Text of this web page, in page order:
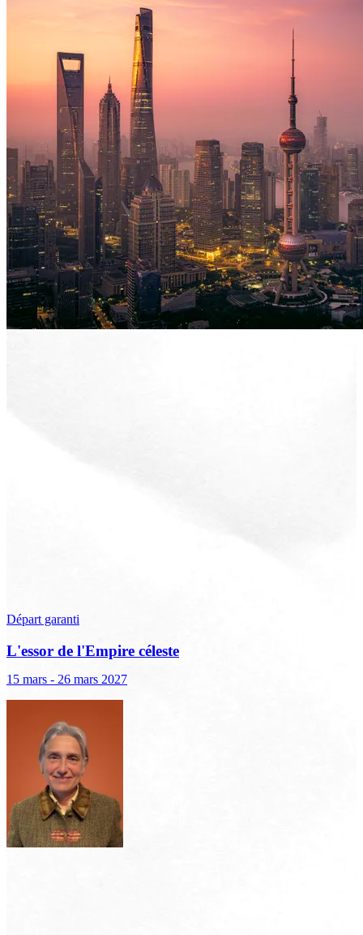
Départ garanti
L'essor de l'Empire céleste
15 mars - 26 mars 2027